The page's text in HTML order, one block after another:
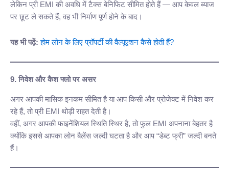
लेकिन प्री EMI की अवधि में टैक्स बेनिफिट सीमित होते हैं — आप केवल ब्याज
पर छूट ले सकते हैं, वह भी निर्माण पूर्ण होने के बाद।
यह भी पढ़ें: होम लोन के लिए प्रॉपर्टी की वैल्यूएशन कैसे होती हैं?
9. निवेश और कैश फ्लो पर असर
अगर आपकी मासिक इनकम सीमित है या आप किसी और प्रोजेक्ट में निवेश कर
रहे हैं, तो प्री EMI थोड़ी राहत देती है।
वहीं, अगर आपकी फाइनेंशियल स्थिति स्थिर है, तो फुल EMI अपनाना बेहतर है
क्योंकि इससे आपका लोन बैलेंस जल्दी घटता है और आप “डेब्ट फ्री” जल्दी बनते
हैं।